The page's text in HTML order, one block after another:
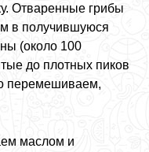
Отваренные грибы
в получившуюся
(около 100
до плотных пиков
перемешиваем,
маслом и